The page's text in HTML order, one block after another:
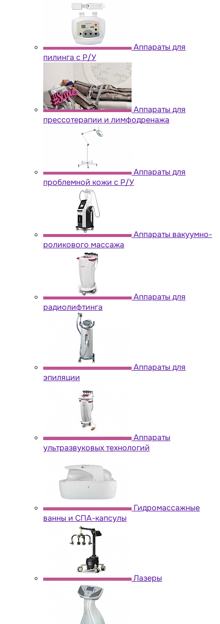
Аппараты для
пилинга с Р/У
Аппараты для
прессотерапии и лимфодренажа
Аппараты для
проблемной кожи с Р/У
Аппараты вакуумно-
роликового массажа
Аппараты для
радиолифтинга
Аппараты для
эпиляции
Аппараты
ультразвуковых технологий
Гидромассажные
ванны и СПА-капсулы
Лазеры